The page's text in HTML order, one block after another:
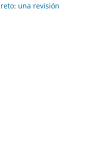
una revisión